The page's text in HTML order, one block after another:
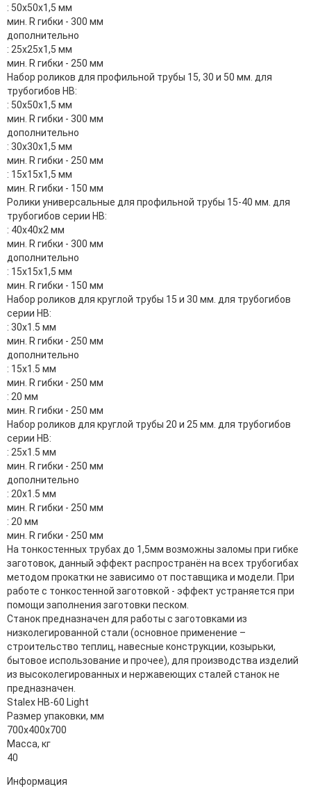
: 50x50х1,5 мм
мин. R гибки - 300 мм
дополнительно
: 25х25х1,5 мм
мин. R гибки - 250 мм
Набор роликов для профильной трубы 15, 30 и 50 мм. для
трубогибов HB:
: 50x50х1,5 мм
мин. R гибки - 300 мм
дополнительно
: 30x30х1,5 мм
мин. R гибки - 250 мм
: 15х15х1,5 мм
мин. R гибки - 150 мм
Ролики универсальные для профильной трубы 15-40 мм. для
трубогибов серии HB:
: 40х40х2 мм
мин. R гибки - 300 мм
дополнительно
: 15х15х1,5 мм
мин. R гибки - 150 мм
Набор роликов для круглой трубы 15 и 30 мм. для трубогибов
серии HB:
: 30x1.5 мм
мин. R гибки - 250 мм
дополнительно
: 15x1.5 мм
мин. R гибки - 250 мм
: 20 мм
мин. R гибки - 250 мм
Набор роликов для круглой трубы 20 и 25 мм. для трубогибов
серии HB:
: 25x1.5 мм
мин. R гибки - 250 мм
дополнительно
: 20x1.5 мм
мин. R гибки - 250 мм
: 20 мм
мин. R гибки - 250 мм
На тонкостенных трубах до 1,5мм возможны заломы при гибке
заготовок, данный эффект распространён на всех трубогибах
методом прокатки не зависимо от поставщика и модели. При
работе с тонкостенной заготовкой - эффект устраняется при
помощи заполнения заготовки песком.
Станок предназначен для работы с заготовками из
низколегированной стали (основное применение –
строительство теплиц, навесные конструкции, козырьки,
бытовое использование и прочее), для производства изделий
из высоколегированных и нержавеющих сталей станок не
предназначен.
Stalex HB-60 Light
Размер упаковки, мм
700х400х700
Масса, кг
40
Информация